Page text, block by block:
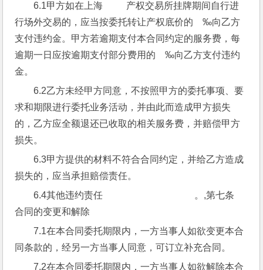
6.1甲方如在上海          产权交易所挂牌期间自行进
行场外交易的，应当按委托转让产权底价的    ‰向乙方
支付违约金。甲方若逾期支付本合同约定的服务费，每
逾期一日应按逾期支付部分费用的    ‰向乙方支付违约
金。
6.2乙方未经甲方同意，不按照甲方的委托事项、要
求和期限进行委托业务活动，并由此而造成甲方损失
的，乙方应全额退还已收取的相关服务费，并赔偿甲方
损失。
6.3甲方提供的材料不符合合同约定，并给乙方造成
损失的，应当承担赔偿责任。
6.4其他违约责任                                       。,第七条
合同的变更和解除
7.1在本合同委托期限内，一方当事人如欲变更本合
同条款的，经另一方当事人同意，可订立补充合同。
7.2在本合同委托期限内，一方当事人如欲解除本合